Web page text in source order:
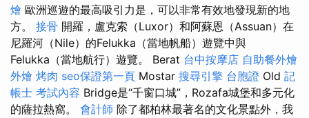
燴 歐洲巡遊的最高吸引力是，可以非常有效地發現新的地
方。 接骨 開羅，盧克索（Luxor）和阿蘇恩（Assuan）在
尼羅河（Nile）的Felukka（當地帆船）遊覽中與
Felukka（當地航行）遊覽。 Berat 台中按摩店 自助餐外燴
外燴 烤肉 seo保證第一頁 Mostar 搜尋引擎 台胞證 Old 記
帳士 考試內容 Bridge是“千窗口城”，Rozafa城堡和多元化
的薩拉熱窩。 會計師 除了都柏林最著名的文化景點外，我